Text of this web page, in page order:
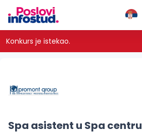
Konkurs je istekao.
Spa asistent u Spa centru